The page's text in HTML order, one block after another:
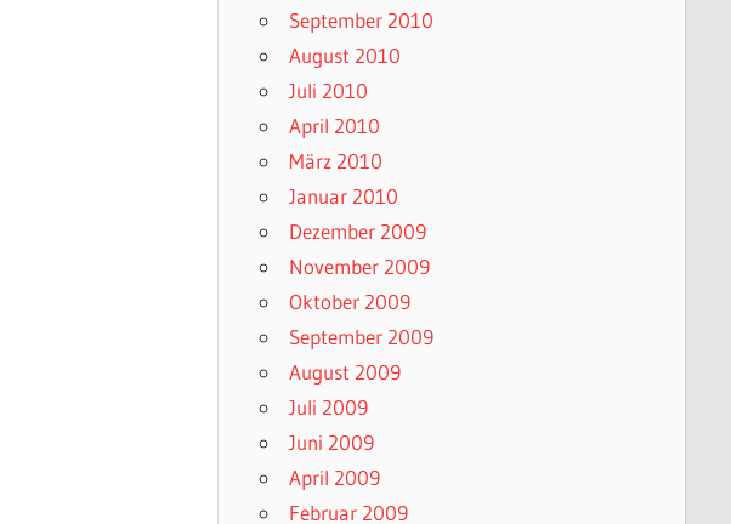
September 2010
August 2010
Juli 2010
April 2010
März 2010
Januar 2010
Dezember 2009
November 2009
Oktober 2009
September 2009
August 2009
Juli 2009
Juni 2009
April 2009
Februar 2009